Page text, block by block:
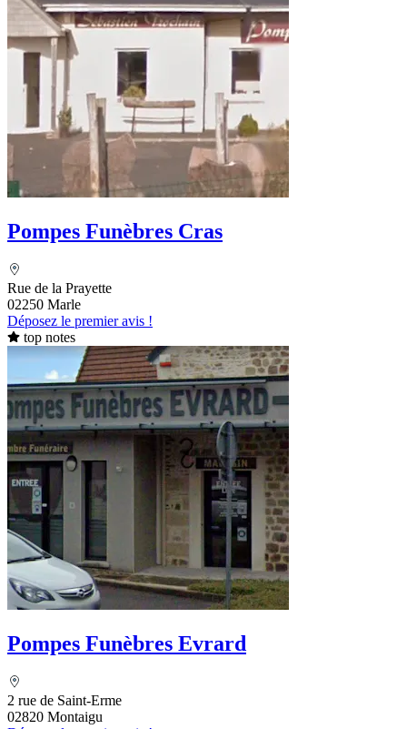
Pompes Funèbres Cras
Rue de la Prayette
02250 Marle
Déposez le premier avis !
top notes
Pompes Funèbres Evrard
2 rue de Saint-Erme
02820 Montaigu